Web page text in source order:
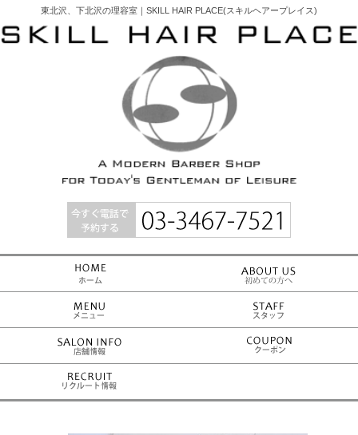
東北沢、下北沢の理容室｜SKILL HAIR PLACE(スキルヘアープレイス)